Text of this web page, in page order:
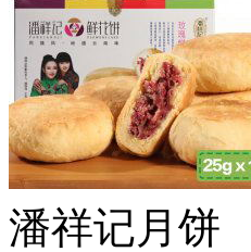
潘祥记月饼